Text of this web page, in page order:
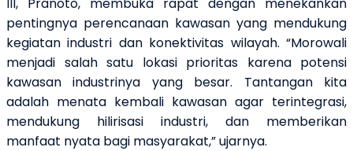
pentingnya perencanaan kawasan yang mendukung
kegiatan industri dan konektivitas wilayah. “Morowali
menjadi salah satu lokasi prioritas karena potensi
kawasan industrinya yang besar. Tantangan kita
adalah menata kembali kawasan agar terintegrasi,
mendukung hilirisasi industri, dan memberikan
manfaat nyata bagi masyarakat,” ujarnya.